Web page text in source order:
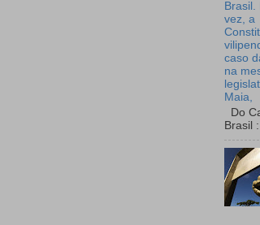
Brasil.
vez, a
caso
na
Maia,
Do
Brasil :